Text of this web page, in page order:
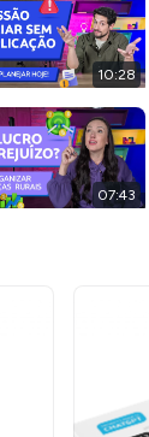
10:28
07:43